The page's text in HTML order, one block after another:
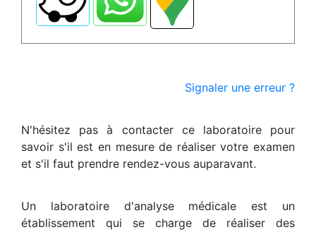
Signaler une erreur ?
N'hésitez pas à contacter ce laboratoire pour
savoir s'il est en mesure de réaliser votre examen
et s'il faut prendre rendez-vous auparavant.
Un laboratoire d'analyse médicale est un
établissement qui se charge de réaliser des